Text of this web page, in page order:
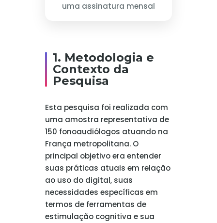
uma assinatura mensal
1. Metodologia e
Contexto da
Pesquisa
Esta pesquisa foi realizada com
uma amostra representativa de
150 fonoaudiólogos atuando na
França metropolitana. O
principal objetivo era entender
suas práticas atuais em relação
ao uso do digital, suas
necessidades específicas em
termos de ferramentas de
estimulação cognitiva e sua